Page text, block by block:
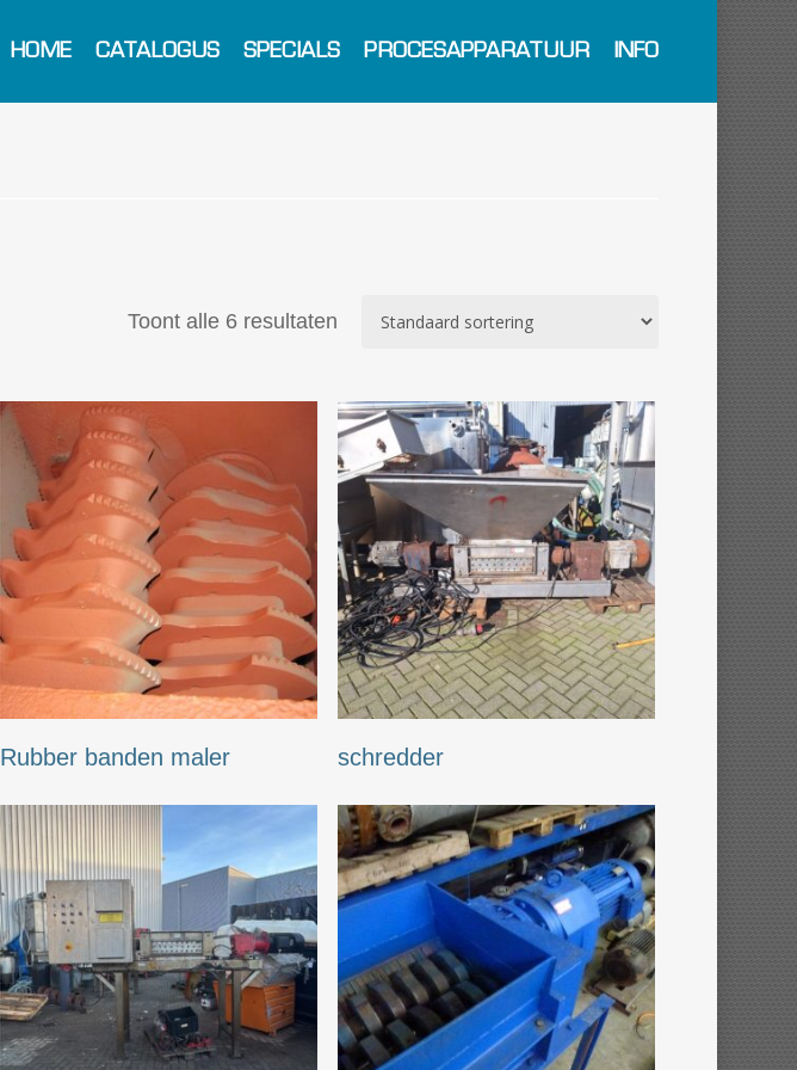
HOME CATALOGUS SPECIALS PROCESAPPARATUUR INFO
Toont alle 6 resultaten
Rubber banden maler schredder